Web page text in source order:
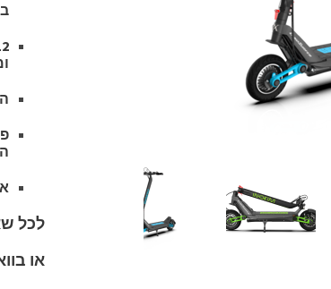
לכל
או בוואצאפ